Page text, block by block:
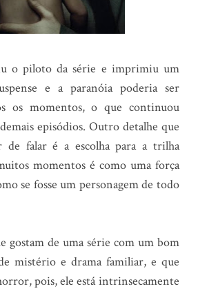
o piloto da série e imprimiu um
e a paranóia poderia ser
os momentos, o que continuou
episódios. Outro detalhe que
de falar é a escolha para a trilha
momentos é como uma força
se fosse um personagem de todo
gostam de uma série com um bom
mistério e drama familiar, e que
pois, ele está intrinsecamente